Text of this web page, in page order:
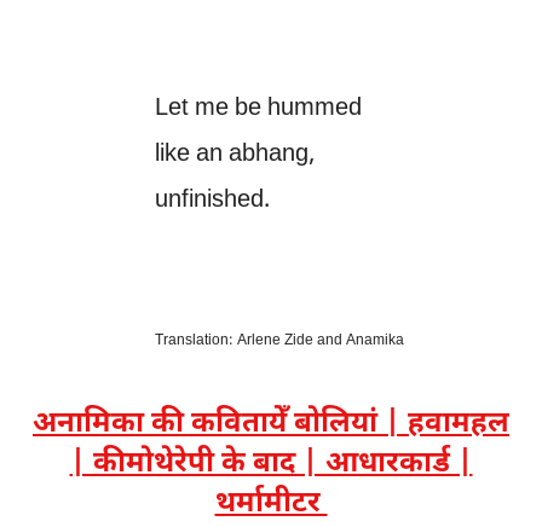
Let me be hummed
like an abhang,
unfinished.
Translation: Arlene Zide and Anamika
अनामिका की कवितायेँ बोलियां | हवामहल
| कीमोथेरेपी के बाद | आधारकार्ड |
थर्मामीटर